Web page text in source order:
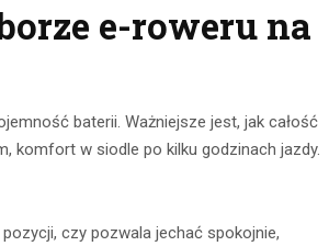
e-roweru na
baterii. Ważniejsze jest, jak całość
komfort w siodle po kilku godzinach jazdy.
czy pozwala jechać spokojnie,